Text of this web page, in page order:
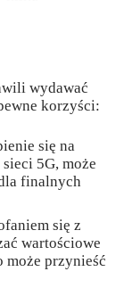
wydawać
korzyści:
się na
5G, może
finalnych
się z
wartościowe
może przynieść